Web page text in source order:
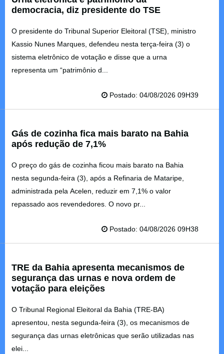
democracia, diz presidente do TSE
O presidente do Tribunal Superior Eleitoral (TSE), ministro
Kassio Nunes Marques, defendeu nesta terça-feira (3) o
sistema eletrônico de votação e disse que a urna
representa um “patrimônio d...
Postado: 04/08/2026 09H39
Gás de cozinha fica mais barato na Bahia
após redução de 7,1%
O preço do gás de cozinha ficou mais barato na Bahia
nesta segunda-feira (3), após a Refinaria de Mataripe,
administrada pela Acelen, reduzir em 7,1% o valor
repassado aos revendedores. O novo pr...
Postado: 04/08/2026 09H38
TRE da Bahia apresenta mecanismos de
segurança das urnas e nova ordem de
votação para eleições
O Tribunal Regional Eleitoral da Bahia (TRE-BA)
apresentou, nesta segunda-feira (3), os mecanismos de
segurança das urnas eletrônicas que serão utilizadas nas
elei...